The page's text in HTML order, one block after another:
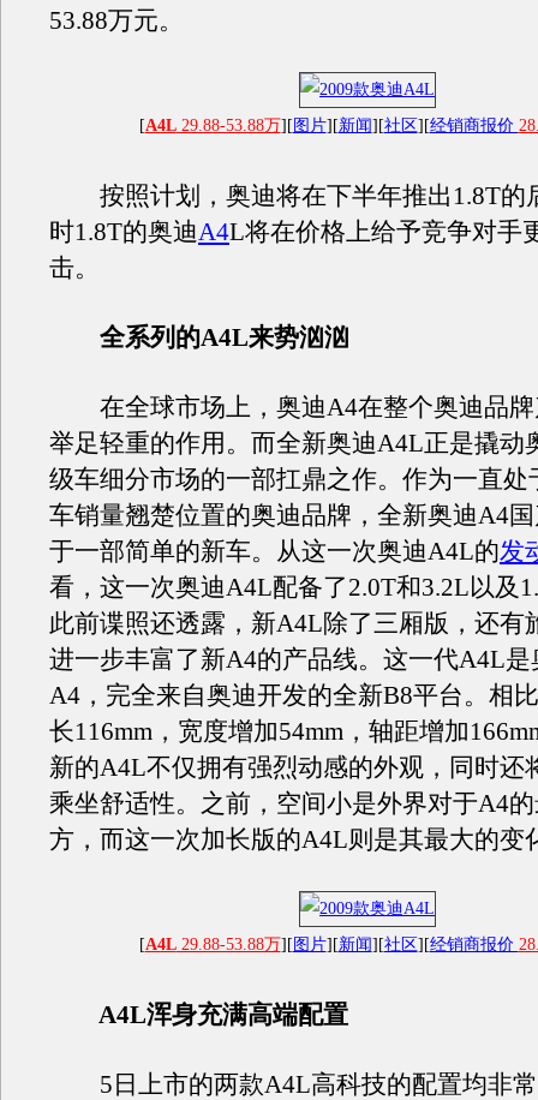
53.88万元。
[A4L29.88-53.88万][ 图片][新闻][社区][经销商报价
按照计划，奥迪将在下半年推出1.8T的
时1.8T的奥迪A4L将在价格上给予竞争对手
击。
全系列的A4L来势汹汹
在全球市场上，奥迪A4在整个奥迪品牌
举足轻重的作用。而全新奥迪A4L正是撬动
级车细分市场的一部扛鼎之作。作为一直处
车销量翘楚位置的奥迪品牌，全新奥迪A4
于一部简单的新车。从这一次奥迪A4L的发
看，这一次奥迪A4L配备了2.0T和3.2L以及
此前谍照还透露，新A4L除了三厢版，还有
进一步丰富了新A4的产品线。这一代A4L
A4，完全来自奥迪开发的全新B8平台。相
长116mm，宽度增加54mm，轴距增加
新的A4L不仅拥有强烈动感的外观，同时还
乘坐舒适性。之前，空间小是外界对于A4
方，而这一次加长版的A4L则是其最大的变
[A4L29.88-53.88万][ 图片][新闻][社区][经销商报价
A4L浑身充满高端配置
5日上市的两款A4L高科技的配置均非常